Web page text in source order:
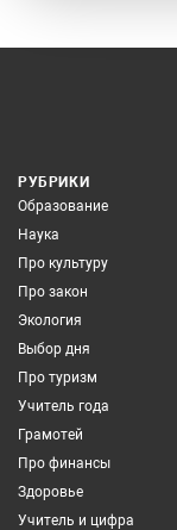
РУБРИКИ
Образование
Наука
Про культуру
Про закон
Экология
Выбор дня
Про туризм
Учитель года
Грамотей
Про финансы
Здоровье
Учитель и цифра